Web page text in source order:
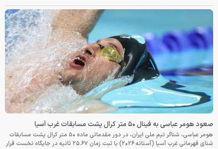
صعود هومر عباسی به فینال ۵۰ متر کرال پشت مسابقات غرب آسیا
هومر عباسی، شناگر تیم ملی ایران، در دور مقدماتی ماده ۵۰ متر کرال پشت مسابقات
شنای قهرمانی غرب آسیا (آستانه ۲۰۲۶) با ثبت زمان ۲۵.۶۷ ثانیه در جایگاه نخست قرار